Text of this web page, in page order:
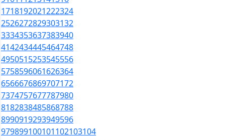
1718192021222324
2526272829303132
3334353637383940
4142434445464748
4950515253545556
5758596061626364
6566676869707172
7374757677787980
8182838485868788
8990919293949596
979899100101102103104